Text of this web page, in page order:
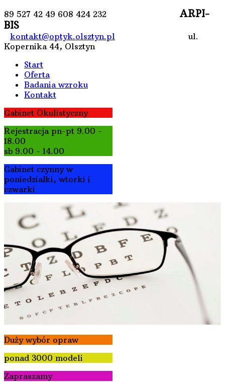
89 527 42 49 608 424 232
ARPI-
BIS
kontakt@optyk.olsztyn.pl ul.
Kopernika 44, Olsztyn
Start
Oferta
Badania wzroku
Kontakt
Gabinet Okulistyczny
Rejestracja pn-pt 9.00 -
18.00
sb 9.00 - 14.00
Gabinet czynny w
poniedziałki, wtorki i
czwarki
Duży wybór opraw
ponad 3000 modeli
Zapraszamy